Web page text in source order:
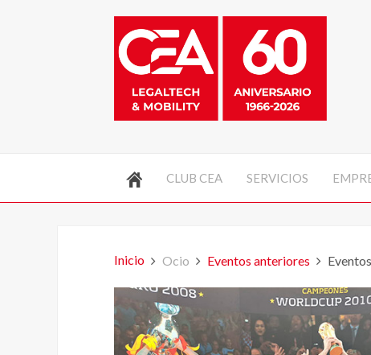
CLUB CEA SERVICIOS
Inicio Ocio Eventos anteriores